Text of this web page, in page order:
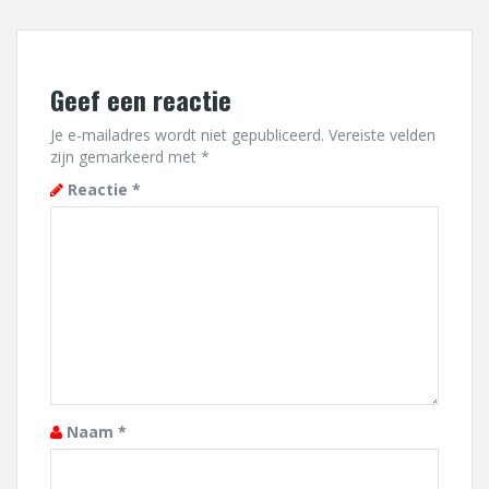
Geef een reactie
Je e-mailadres wordt niet gepubliceerd. Vereiste velden
zijn gemarkeerd met *
Reactie *
Naam *